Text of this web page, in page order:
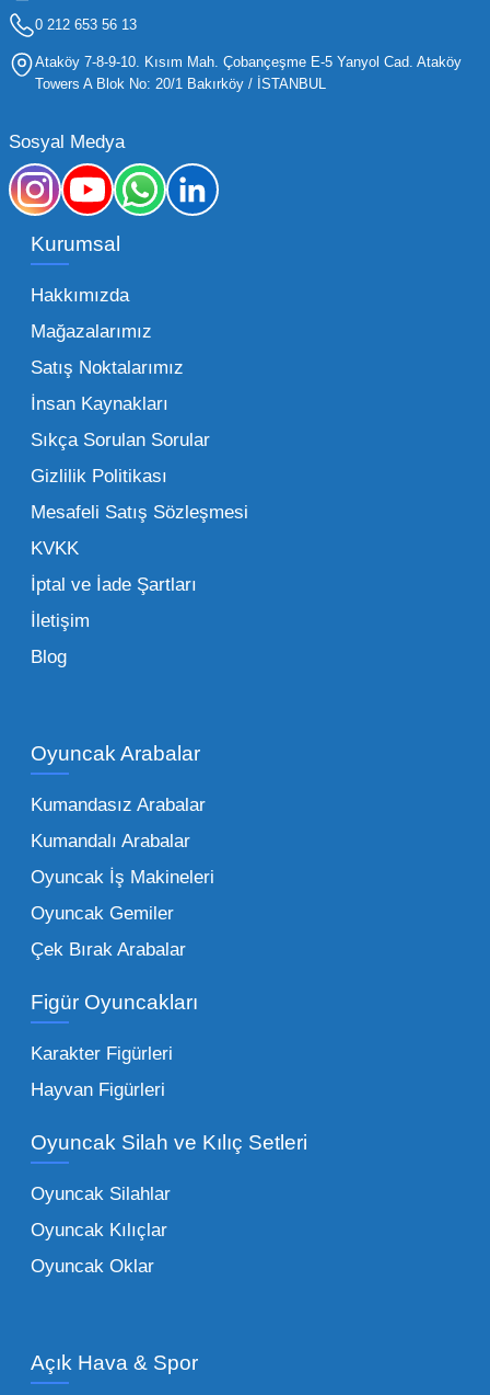
işletmelerin stoklarını güncel tutması ve her
yaş grubuna hitap eden ürünleri bünyesinde
barındırması gerekir.
Mega Oyuncak olarak sunduğumuz geniş ürün
yelpazesiyle, işletmenizin ihtiyacı olan tüm
kategorilerde profesyonel çözümler üretiyoruz.
Toptan oyuncak fiyatları konusunda
sunduğumuz esnek çözümlerle, her ölçekteki
bayinin rekabet gücünü artırmayı hedefliyoruz.
oyuncak arayışınızda kaliteyi uygun maliyetle
buluşturmak bizim önceliğimizdir. Toptan
oyuncak alımı yaparken sadece fiyat değil,
aynı zamanda lojistik destek ve ürün sürekliliği
noktada Mega Oyuncak, güvenilir bir iş ortağı
Toptan Oyuncak Çeşitleri Nelerdir?
kadar zengindir. Bir mağazanın veya eğitim
çeşitliliği ile doğru orantılıdır. İşte Mega
Oyuncak bünyesinde öne çıkan ve en çok
tercih edilen kategorilerimiz:
Peluş Oyuncaklar:
vazgeçilmezi olan yumuşak dokulu sevilen
seçeneklerimizi keşfederek koleksiyonunuza
en sevilen karakterleri ekleyebilirsiniz.
Eğitici Setler:
tarafından tercih edilentoptan eğitici
ebeveynlerin son yıllarda en çok satın aldığı
ürün grupları arasında yer almaktadır.
Oyuncak Araçlar:
stok imkanımızla sunulmaktadır.
0 212 653 56 13
Ataköy 7-8-9-10. Kısım Mah. Çobançeşme E-5 Yanyol Cad. Ataköy
Towers A Blok No: 20/1 Bakırköy / İSTANBUL
Sosyal Medya
Kurumsal
Hakkımızda
Mağazalarımız
Satış Noktalarımız
İnsan Kaynakları
Sıkça Sorulan Sorular
Gizlilik Politikası
Mesafeli Satış Sözleşmesi
KVKK
İptal ve İade Şartları
İletişim
Blog
Oyuncak Arabalar
Kumandasız Arabalar
Kumandalı Arabalar
Oyuncak İş Makineleri
Oyuncak Gemiler
Çek Bırak Arabalar
Figür Oyuncakları
Karakter Figürleri
Hayvan Figürleri
Oyuncak Silah ve Kılıç Setleri
Oyuncak Silahlar
Oyuncak Kılıçlar
Oyuncak Oklar
Açık Hava & Spor